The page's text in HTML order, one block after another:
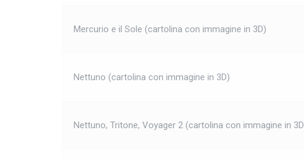
Mercurio e il Sole (cartolina con immagine in 3D)
Nettuno (cartolina con immagine in 3D)
Nettuno, Tritone, Voyager 2 (cartolina con immagine in